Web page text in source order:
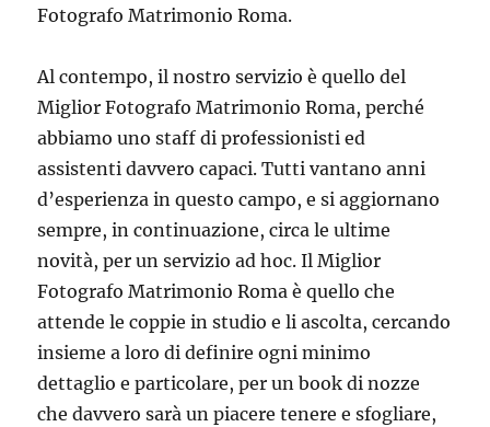
Fotografo Matrimonio Roma.
Al contempo, il nostro servizio è quello del
Miglior Fotografo Matrimonio Roma, perché
abbiamo uno staff di professionisti ed
assistenti davvero capaci. Tutti vantano anni
d’esperienza in questo campo, e si aggiornano
sempre, in continuazione, circa le ultime
novità, per un servizio ad hoc. Il Miglior
Fotografo Matrimonio Roma è quello che
attende le coppie in studio e li ascolta, cercando
insieme a loro di definire ogni minimo
dettaglio e particolare, per un book di nozze
che davvero sarà un piacere tenere e sfogliare,